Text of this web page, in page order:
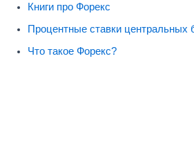
Книги про Форекс
Процентные ставки центральных
Что такое Форекс?